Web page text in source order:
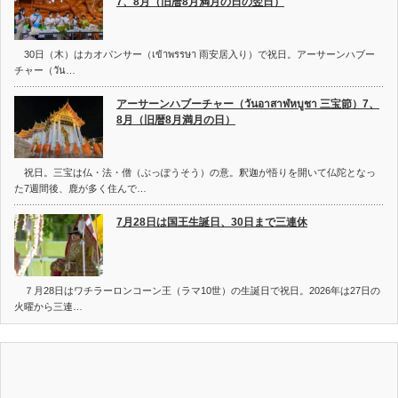
30日（木）はカオパンサー（เข้าพรรษา 雨安居入り）で祝日。アーサーンハブー
チャー（วัน…
アーサーンハブーチャー（วันอาสาฬหบูชา 三宝節）7、
8月（旧暦8月満月の日）
祝日。三宝は仏・法・僧（ぶっぽうそう）の意。釈迦が悟りを開いて仏陀となっ
た7週間後、鹿が多く住んで…
7月28日は国王生誕日、30日まで三連休
７月28日はワチラーロンコーン王（ラマ10世）の生誕日で祝日。2026年は27日の
火曜から三連…